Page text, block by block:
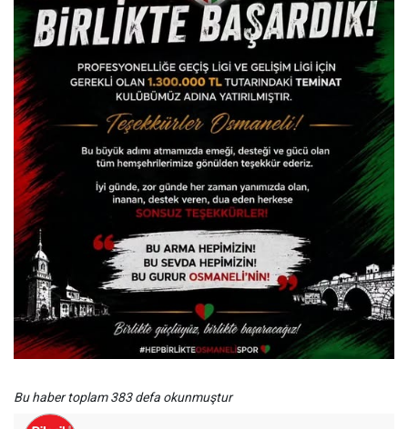
Bu haber toplam 383 defa okunmuştur